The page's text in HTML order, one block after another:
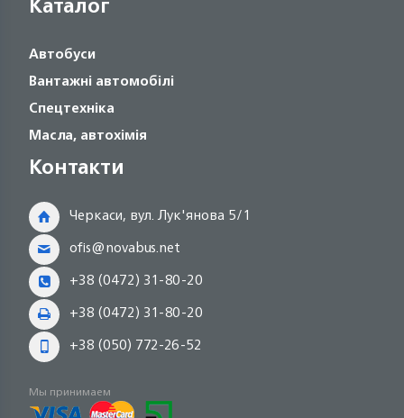
Автобуси
Вантажні автомобілі
Спецтехніка
Масла, автохімія
Контакти
Черкаси, вул. Лук'янова 5/1
ofis@novabus.net
+38 (0472) 31-80-20
+38 (0472) 31-80-20
+38 (050) 772-26-52
Мы принимаем